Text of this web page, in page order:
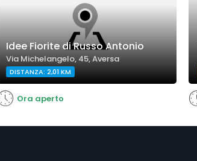
Idee Fiorite di Russo Antonio
Via Michelangelo, 45, Aversa
DISTANZA: 2,01 KM
Ora aperto